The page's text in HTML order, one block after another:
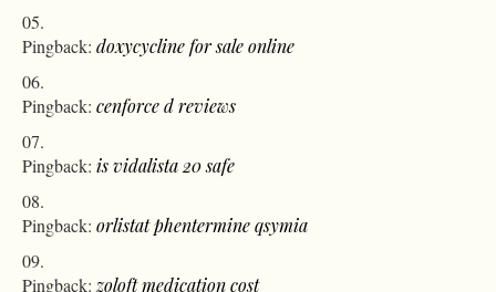
Pingback: doxycycline for sale online
Pingback: cenforce d reviews
Pingback: is vidalista 20 safe
Pingback: orlistat phentermine qsymia
Pingback:zoloft medication cost